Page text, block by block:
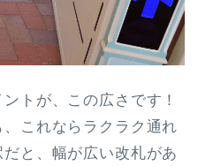
トが、この広さです！
これならラクラク通れ
と、幅が広い改札があ